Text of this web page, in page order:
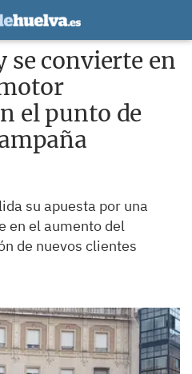
se convierte en
el punto de
su apuesta por una
en el aumento del
de nuevos clientes